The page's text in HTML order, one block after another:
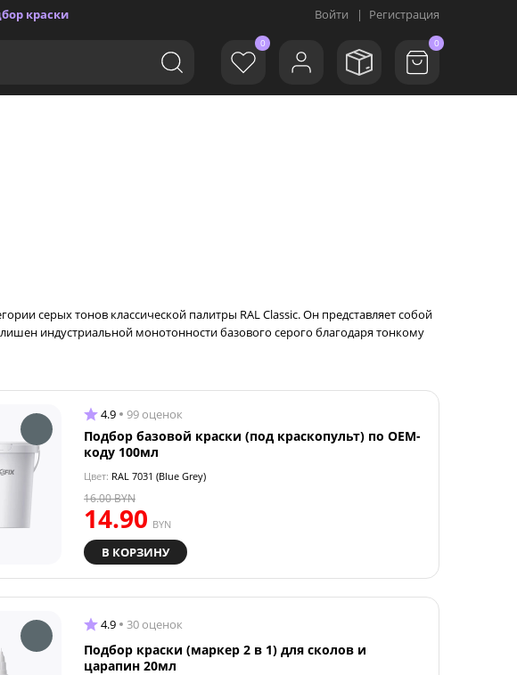
краски Войти | Регистрация
0 0
серых тонов классической палитры RAL Classic. Он представляет собой
индустриальной монотонности базового серого благодаря тонкому
4.9 99 оценок
Подбор базовой краски (под краскопульт) по OEM-
коду 100мл
Цвет: RAL 7031 (Blue Grey)
14.90 BYN
16.00BYN
В КОРЗИНУ
4.9 30 оценок
Подбор краски (маркер 2 в 1) для сколов и
царапин 20мл